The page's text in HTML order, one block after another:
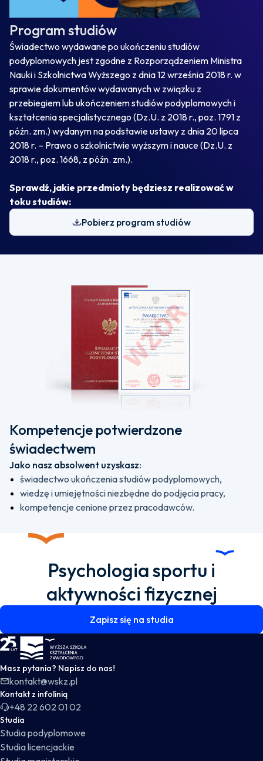
Program studiów
Świadectwo wydawane po ukończeniu studiów
podyplomowych jest zgodne z Rozporządzeniem Ministra
Nauki i Szkolnictwa Wyższego z dnia 12 września 2018 r. w
sprawie dokumentów wydawanych w związku z
przebiegiem lub ukończeniem studiów podyplomowych i
kształcenia specjalistycznego (Dz.U. z 2018 r., poz. 1791 z
późn. zm.) wydanym na podstawie ustawy z dnia 20 lipca
2018 r. – Prawo o szkolnictwie wyższym i nauce (Dz.U. z
2018 r., poz. 1668, z późn. zm.).
Sprawdź, jakie przedmioty będziesz realizować w
toku studiów:
Pobierz program studiów
Kompetencje potwierdzone
świadectwem
Jako nasz absolwent uzyskasz:
świadectwo ukończenia studiów podyplomowych,
wiedzę i umiejętności niezbędne do podjęcia pracy,
kompetencje cenione przez pracodawców.
Psychologia sportu i
aktywności fizycznej
Zapisz się na studia
WSKZ - strona główna
Masz pytania? Napisz do nas!
kontakt@wskz.pl
Kontakt z infolinią
+48 22 602 01 02
Studia
Studia podyplomowe
Studia licencjackie